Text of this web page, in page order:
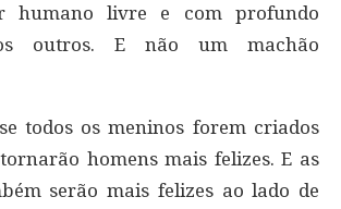
humano livre e com profundo
outros. E não um machão
todos os meninos forem criados
homens mais felizes. E as
serão mais felizes ao lado de